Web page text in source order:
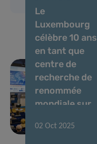
Le
Luxembourg
célèbre 10 ans
en tant que
centre de
recherche de
renommée
mondiale sur
Parkinson
02 Oct 2025